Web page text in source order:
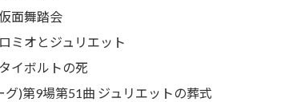
面舞踏会
ミオとジュリエット
イボルトの死
グ)第9場第51曲 ジュリエットの葬式